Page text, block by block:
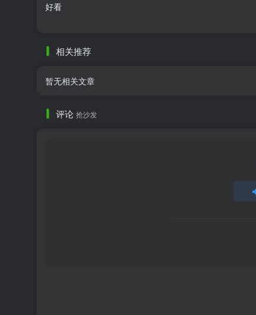
好看
相关推荐
暂无相关文章
评论 抢沙发